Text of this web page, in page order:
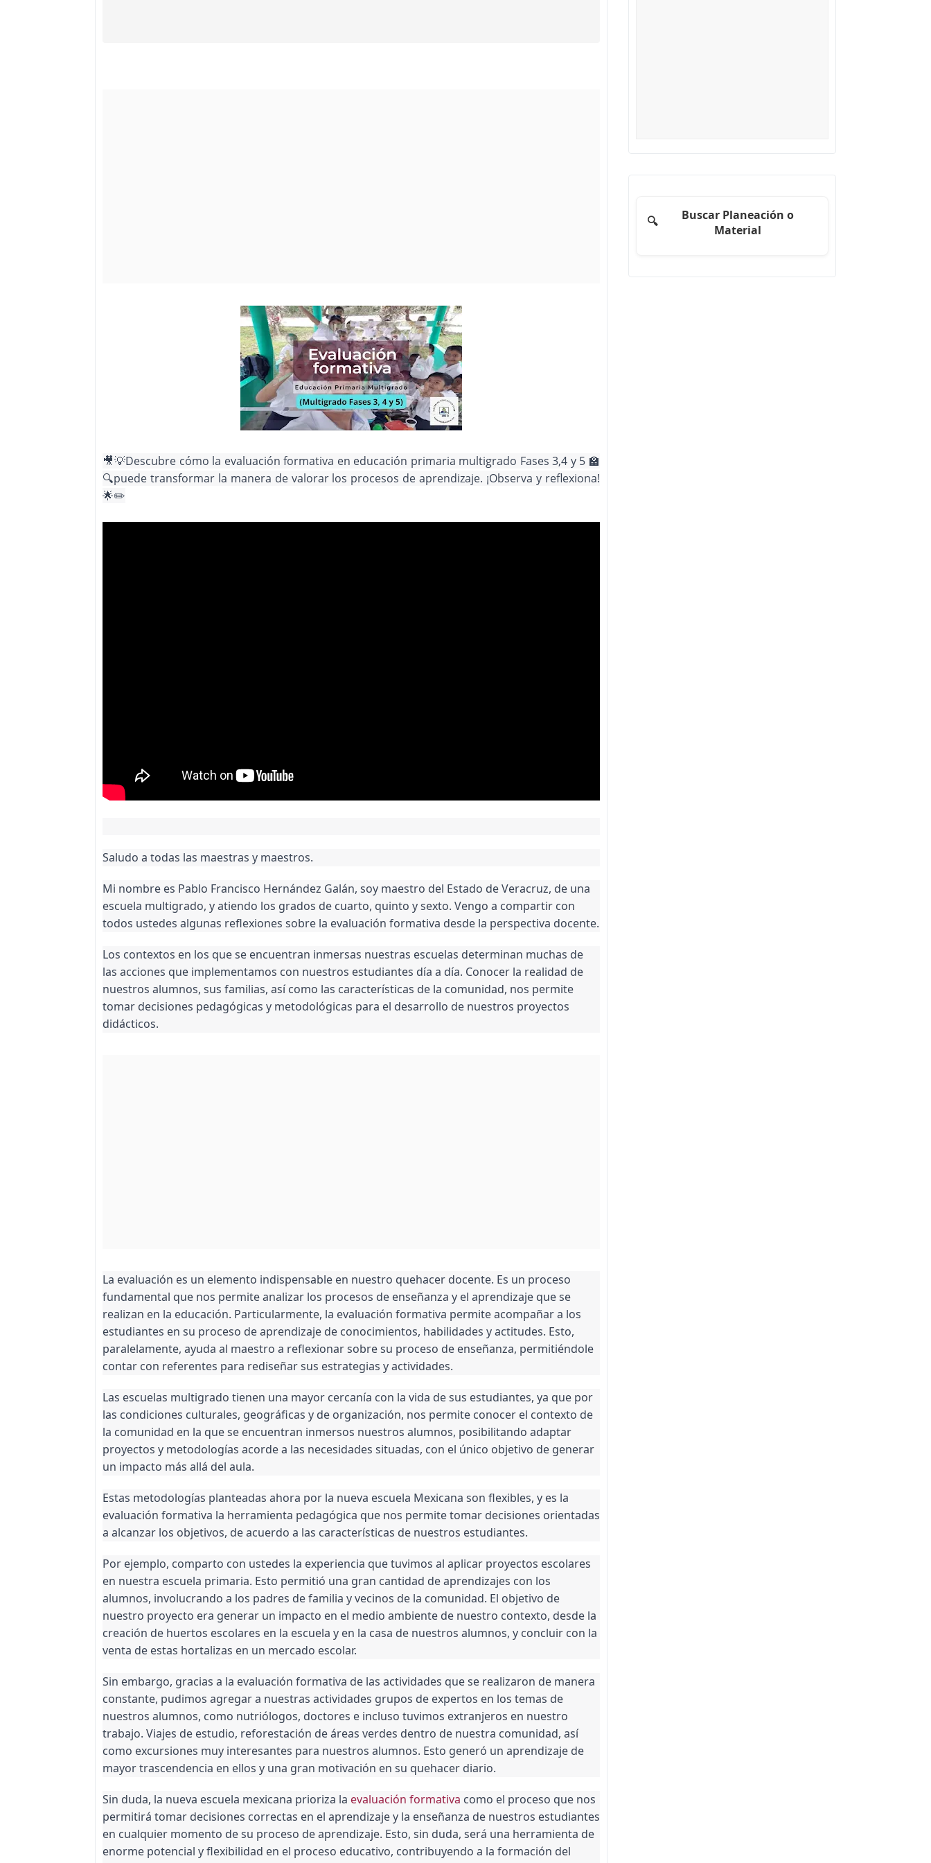
🎥💡Descubre cómo la evaluación formativa en educación primaria multigrado Fases 3,4 y 5 🏫
🔍puede transformar la manera de valorar los procesos de aprendizaje. ¡Observa y reflexiona!
🌟✏️
Saludo a todas las maestras y maestros.
Mi nombre es Pablo Francisco Hernández Galán, soy maestro del Estado de Veracruz, de una
escuela multigrado, y atiendo los grados de cuarto, quinto y sexto. Vengo a compartir con
todos ustedes algunas reflexiones sobre la evaluación formativa desde la perspectiva docente.
Los contextos en los que se encuentran inmersas nuestras escuelas determinan muchas de
las acciones que implementamos con nuestros estudiantes día a día. Conocer la realidad de
nuestros alumnos, sus familias, así como las características de la comunidad, nos permite
tomar decisiones pedagógicas y metodológicas para el desarrollo de nuestros proyectos
didácticos.
La evaluación es un elemento indispensable en nuestro quehacer docente. Es un proceso
fundamental que nos permite analizar los procesos de enseñanza y el aprendizaje que se
realizan en la educación. Particularmente, la evaluación formativa permite acompañar a los
estudiantes en su proceso de aprendizaje de conocimientos, habilidades y actitudes. Esto,
paralelamente, ayuda al maestro a reflexionar sobre su proceso de enseñanza, permitiéndole
contar con referentes para rediseñar sus estrategias y actividades.
Las escuelas multigrado tienen una mayor cercanía con la vida de sus estudiantes, ya que por
las condiciones culturales, geográficas y de organización, nos permite conocer el contexto de
la comunidad en la que se encuentran inmersos nuestros alumnos, posibilitando adaptar
proyectos y metodologías acorde a las necesidades situadas, con el único objetivo de generar
un impacto más allá del aula.
Estas metodologías planteadas ahora por la nueva escuela Mexicana son flexibles, y es la
evaluación formativa la herramienta pedagógica que nos permite tomar decisiones orientadas
a alcanzar los objetivos, de acuerdo a las características de nuestros estudiantes.
Por ejemplo, comparto con ustedes la experiencia que tuvimos al aplicar proyectos escolares
en nuestra escuela primaria. Esto permitió una gran cantidad de aprendizajes con los
alumnos, involucrando a los padres de familia y vecinos de la comunidad. El objetivo de
nuestro proyecto era generar un impacto en el medio ambiente de nuestro contexto, desde la
creación de huertos escolares en la escuela y en la casa de nuestros alumnos, y concluir con la
venta de estas hortalizas en un mercado escolar.
Sin embargo, gracias a la evaluación formativa de las actividades que se realizaron de manera
constante, pudimos agregar a nuestras actividades grupos de expertos en los temas de
nuestros alumnos, como nutriólogos, doctores e incluso tuvimos extranjeros en nuestro
trabajo. Viajes de estudio, reforestación de áreas verdes dentro de nuestra comunidad, así
como excursiones muy interesantes para nuestros alumnos. Esto generó un aprendizaje de
mayor trascendencia en ellos y una gran motivación en su quehacer diario.
Sin duda, la nueva escuela mexicana prioriza la evaluación formativa como el proceso que nos
permitirá tomar decisiones correctas en el aprendizaje y la enseñanza de nuestros estudiantes
en cualquier momento de su proceso de aprendizaje. Esto, sin duda, será una herramienta de
enorme potencial y flexibilidad en el proceso educativo, contribuyendo a la formación del
🔍
Buscar Planeación o
Material